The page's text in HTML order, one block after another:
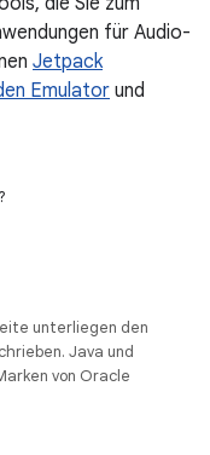
für Audio-
Jetpack
Emulator und
unterliegen den
Java und
von Oracle